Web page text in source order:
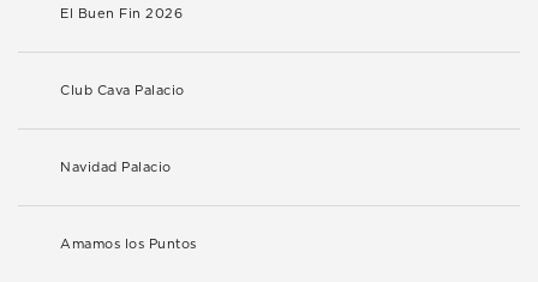
El Buen Fin 2026
Club Cava Palacio
Navidad Palacio
Amamos los Puntos